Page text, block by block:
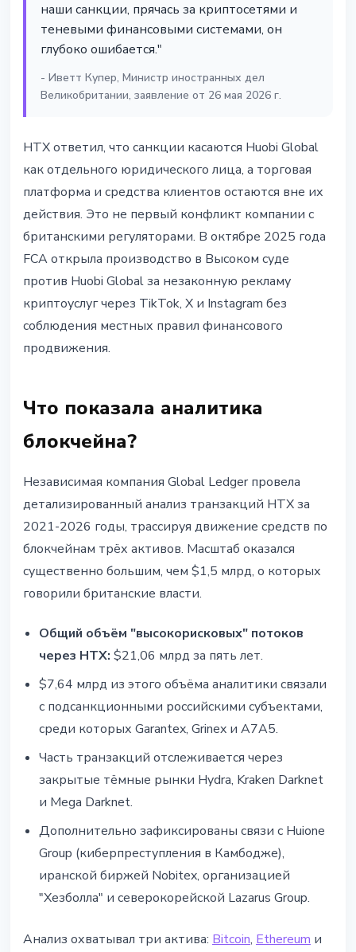
наши санкции, прячась за криптосетями и
теневыми финансовыми системами, он
глубоко ошибается."
- Иветт Купер, Министр иностранных дел
Великобритании, заявление от 26 мая 2026 г.
HTX ответил, что санкции касаются Huobi Global
как отдельного юридического лица, а торговая
платформа и средства клиентов остаются вне их
действия. Это не первый конфликт компании с
британскими регуляторами. В октябре 2025 года
FCA открыла производство в Высоком суде
против Huobi Global за незаконную рекламу
криптоуслуг через TikTok, X и Instagram без
соблюдения местных правил финансового
продвижения.
Что показала аналитика
блокчейна?
Независимая компания Global Ledger провела
детализированный анализ транзакций HTX за
2021-2026 годы, трассируя движение средств по
блокчейнам трёх активов. Масштаб оказался
существенно большим, чем $1,5 млрд, о которых
говорили британские власти.
Общий объём "высокорисковых" потоков
через HTX: $21,06 млрд за пять лет.
$7,64 млрд из этого объёма аналитики связали
с подсанкционными российскими субъектами,
среди которых Garantex, Grinex и A7A5.
Часть транзакций отслеживается через
закрытые тёмные рынки Hydra, Kraken Darknet
и Mega Darknet.
Дополнительно зафиксированы связи с Huione
Group (киберпреступления в Камбодже),
иранской биржей Nobitex, организацией
"Хезболла" и северокорейской Lazarus Group.
Анализ охватывал три актива: Bitcoin, Ethereum и